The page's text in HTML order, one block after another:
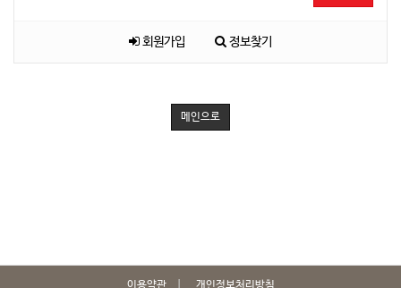
회원가입 정보찾기
메인으로
이용약관 개인정보처리방침